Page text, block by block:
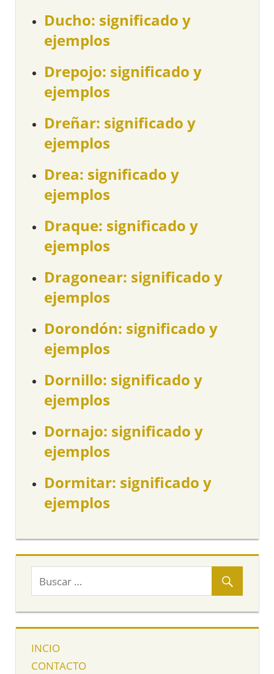
Ducho: significado y
ejemplos
Drepojo: significado y
ejemplos
Dreñar: significado y
ejemplos
Drea: significado y
ejemplos
Draque: significado y
ejemplos
Dragonear: significado y
ejemplos
Dorondón: significado y
ejemplos
Dornillo: significado y
ejemplos
Dornajo: significado y
ejemplos
Dormitar: significado y
ejemplos
INCIO
CONTACTO